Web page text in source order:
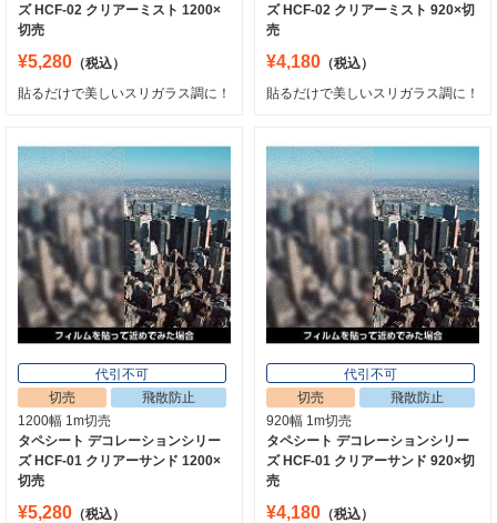
ズ HCF-02 クリアーミスト 1200×
切売
¥5,280 （税込）
貼るだけで美しいスリガラス調に！
ズ HCF-02 クリアーミスト 920×切
売
¥4,180 （税込）
貼るだけで美しいスリガラス調に！
代引不可
切売
飛散防止
1200幅 1m切売
タペシート デコレーションシリー
ズ HCF-01 クリアーサンド 1200×
切売
¥5,280 （税込）
代引不可
切売
飛散防止
920幅 1m切売
タペシート デコレーションシリー
ズ HCF-01 クリアーサンド 920×切
売
¥4,180 （税込）